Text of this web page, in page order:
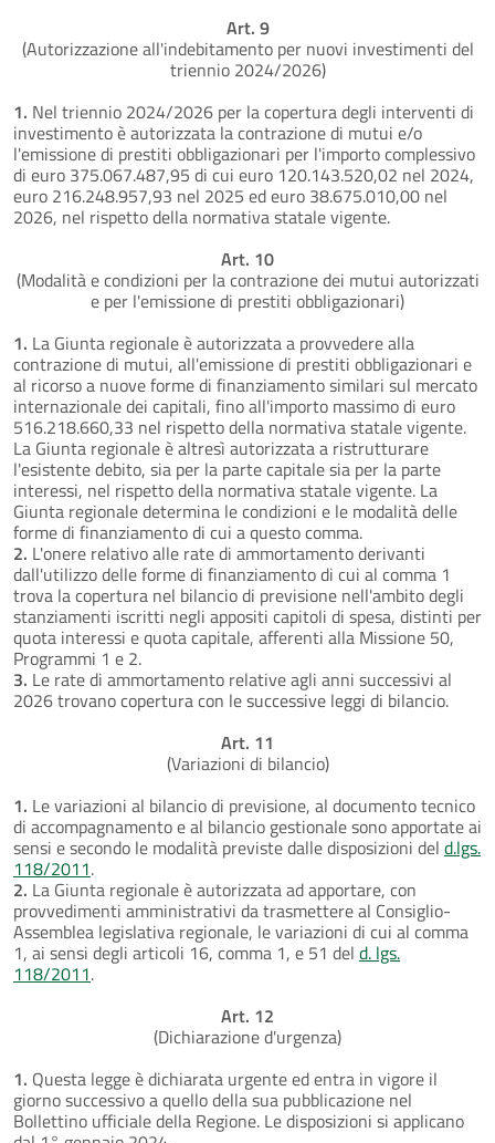
Art. 9
(Autorizzazione all'indebitamento per nuovi investimenti del
triennio 2024/2026)
1. Nel triennio 2024/2026 per la copertura degli interventi di
investimento è autorizzata la contrazione di mutui e/o
l'emissione di prestiti obbligazionari per l'importo complessivo
di euro 375.067.487,95 di cui euro 120.143.520,02 nel 2024,
euro 216.248.957,93 nel 2025 ed euro 38.675.010,00 nel
2026, nel rispetto della normativa statale vigente.
Art. 10
(Modalità e condizioni per la contrazione dei mutui autorizzati
e per l'emissione di prestiti obbligazionari)
1. La Giunta regionale è autorizzata a provvedere alla
contrazione di mutui, all'emissione di prestiti obbligazionari e
al ricorso a nuove forme di finanziamento similari sul mercato
internazionale dei capitali, fino all'importo massimo di euro
516.218.660,33 nel rispetto della normativa statale vigente.
La Giunta regionale è altresì autorizzata a ristrutturare
l'esistente debito, sia per la parte capitale sia per la parte
interessi, nel rispetto della normativa statale vigente. La
Giunta regionale determina le condizioni e le modalità delle
forme di finanziamento di cui a questo comma.
2. L'onere relativo alle rate di ammortamento derivanti
dall'utilizzo delle forme di finanziamento di cui al comma 1
trova la copertura nel bilancio di previsione nell'ambito degli
stanziamenti iscritti negli appositi capitoli di spesa, distinti per
quota interessi e quota capitale, afferenti alla Missione 50,
Programmi 1 e 2.
3. Le rate di ammortamento relative agli anni successivi al
2026 trovano copertura con le successive leggi di bilancio.
Art. 11
(Variazioni di bilancio)
1. Le variazioni al bilancio di previsione, al documento tecnico
di accompagnamento e al bilancio gestionale sono apportate ai
sensi e secondo le modalità previste dalle disposizioni del d.lgs.
118/2011.
2. La Giunta regionale è autorizzata ad apportare, con
provvedimenti amministrativi da trasmettere al Consiglio-
Assemblea legislativa regionale, le variazioni di cui al comma
1, ai sensi degli articoli 16, comma 1, e 51 del d. lgs.
118/2011.
Art. 12
(Dichiarazione d'urgenza)
1. Questa legge è dichiarata urgente ed entra in vigore il
giorno successivo a quello della sua pubblicazione nel
Bollettino ufficiale della Regione. Le disposizioni si applicano